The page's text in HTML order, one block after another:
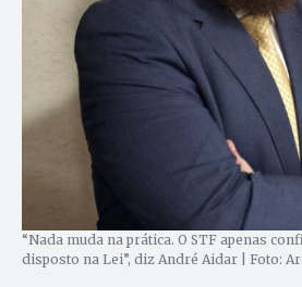
“Nada muda na prática. O STF apenas
disposto na Lei”, diz André Aidar | Foto: